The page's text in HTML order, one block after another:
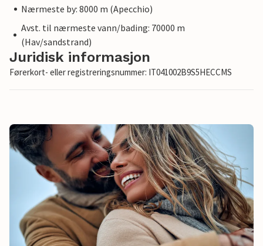
Nærmeste by: 8000 m (Apecchio)
Avst. til nærmeste vann/bading: 70000 m
(Hav/sandstrand)
Juridisk informasjon
Førerkort- eller registreringsnummer: IT041002B9S5HECCMS